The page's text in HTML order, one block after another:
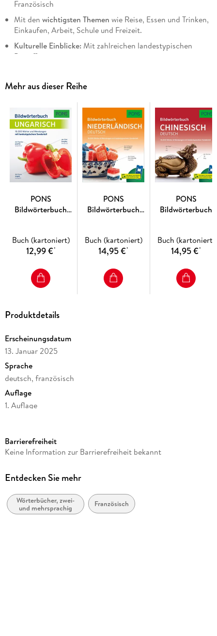
Französisch
Mit den wichtigsten Themen wie Reise, Essen und Trinken,
Einkaufen, Arbeit, Schule und Freizeit.
Kulturelle Einblicke:Mit zahlreichen landestypischen
Begriffen.
Wortschatz besser haften.
schnell das richtige Wort nachschlagen, ob unterwegs, zu
Hause, im Urlaub oder auf Reisen.
Mit Scan2Learn-App zur richtigen Aussprache:Alle
englischen und deutschen Wörter zum Anhören auf dem
Smartphone oder Tablet.
Praktisch für Urlaub und Reisenoder einfach zum
Nachschlagen.
Mehr aus dieser Reihe
PONS
Bildwörterbuch
Buch (kartoniert)
12,99 €*
PONS
Bildwörterbuch
Buch (kartoniert)
14,95 €*
PONS
Bildwörterbuch
Buch (kartoniert)
14,95 €*
Produktdetails
Erscheinungsdatum
13. Januar 2025
Sprache
deutsch, französisch
Auflage
1. Auflage
Altersempfehlung
Reihe
Verlag/Hersteller
Pons Langenscheidt GmbH
Barrierefreiheit
Keine Information zur Barrierefreiheit bekannt
Entdecken Sie mehr
Wörterbücher, zwei-
und mehrsprachig
Französisch